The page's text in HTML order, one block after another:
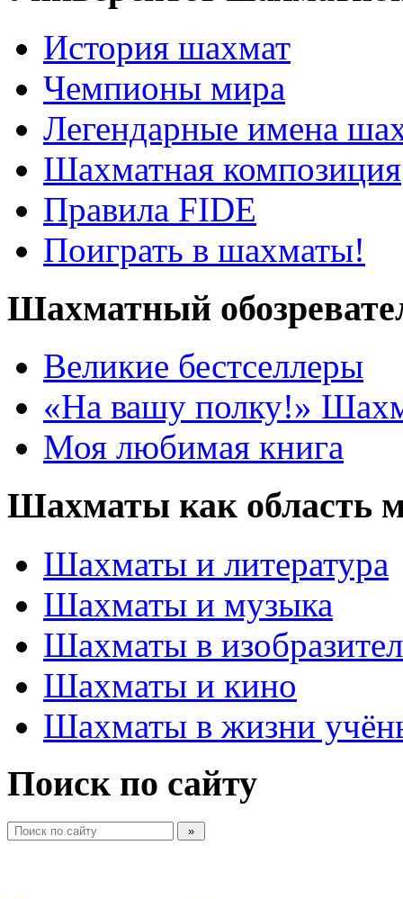
История шахмат
Чемпионы мира
Легендарные имена
Шахматная композиция
Правила FIDE
Поиграть в шахматы!
Шахматный
Великие бестселлеры
«На вашу полку!»
Моя любимая книга
Шахматы как область
Шахматы и литература
Шахматы и музыка
Шахматы в
Шахматы и кино
Шахматы в жизни
Поиск по сайту